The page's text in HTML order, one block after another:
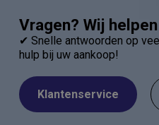
Vragen? Wij
✔ Snelle antwoorden op
hulp bij uw aankoop!
Klantenservice